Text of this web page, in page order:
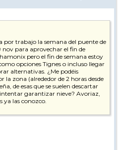
por trabajo la semana del puente de
para aprovechar el fin de
pero el fin de semana estoy
opciones Tignes o incluso llegar
alternativas. ¿Me podéis
la zona (alrededor de 2 horas desde
de esas que se suelen descartar
garantizar nieve? Avoriaz,
ya las conozco.